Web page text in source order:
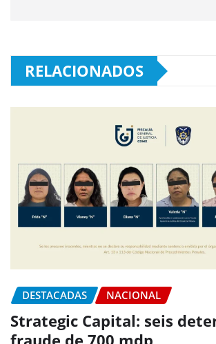
RELACIONADOS
DESTACADAS NACIONAL
Strategic Capital: seis
fraude de 700 mdp